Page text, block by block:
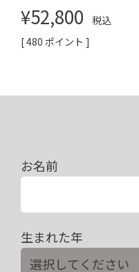
¥52,800
税込
[480 ポイント ]
お名前
生まれた年